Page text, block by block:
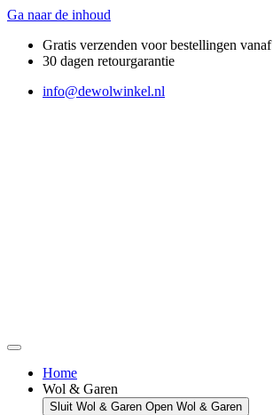
Ga naar de inhoud
Gratis verzenden voor bestellingen vanaf
30 dagen retourgarantie
info@dewolwinkel.nl
Home
Wol & Garen
Sluit Wol & Garen Open Wol & Garen